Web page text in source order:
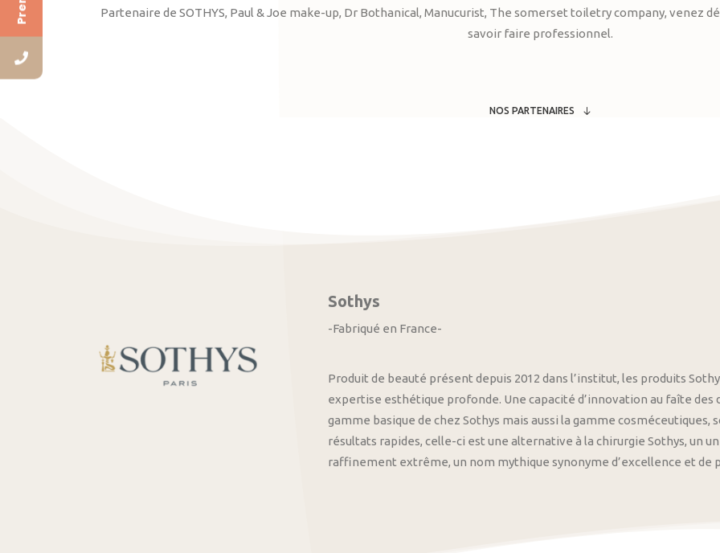
Partenaire de SOTHYS, Paul & Joe make-up, Dr Bothanical, Manucurist, The somerset toiletry company, venez
savoir faire professionnel.
NOS PARTENAIRES
Sothys
-Fabriqué en France-
Produit de beauté présent depuis 2012 dans l’institut, les produits
expertise esthétique profonde. Une capacité d’innovation au faîte
gamme basique de chez Sothys mais aussi la gamme
résultats rapides, celle-ci est une alternative à la chirurgie Sothys, un
raffinement extrême, un nom mythique synonyme d’excellence et de